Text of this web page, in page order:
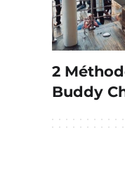
2
Buddy